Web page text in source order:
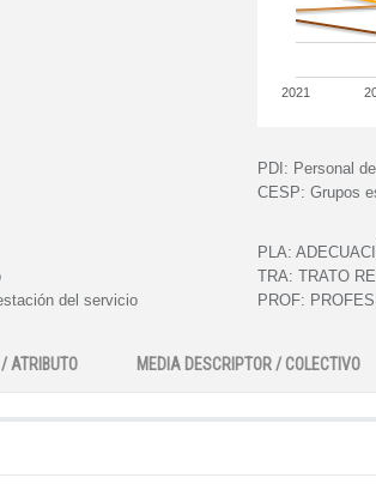
2021
PDI: Personal
CESP: Grupos
del servicio
PLA:
TRA: TRATO
PROF:
ATRIBUTO MEDIA DESCRIPTOR / COLECTIVO